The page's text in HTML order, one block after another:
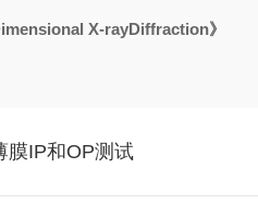
X-rayDiffraction》
膜IP和OP测试